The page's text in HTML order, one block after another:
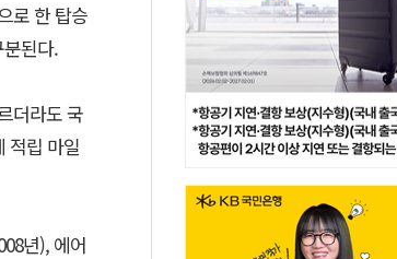
로 한 탑승
된다.
더라도 국
적립 마일
년), 에어